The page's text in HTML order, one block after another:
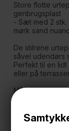
Store flotte
genbrugsplast
- Sæt med 2
mørk sand
De stilrene
såvel udendørs
Perfekt til en
eller på
Mål:
25 x 25 cm.
24 cm.